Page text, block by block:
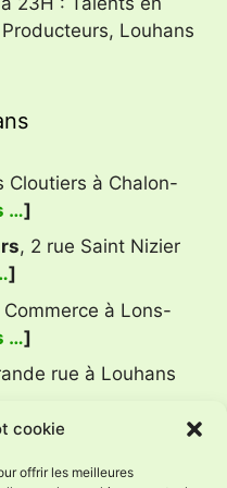
cookie
offrir les meilleures
Louhans
Cloutiers à Chalon-
…]
, 2 rue Saint Nizier
]
à Lons-
…]
rue à Louhans